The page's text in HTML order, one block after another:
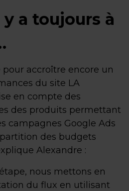
y a toujours à
accroître encore un
du site LA
en compte des
des produits permettant
campagnes Google Ads
des budgets
Alexandre :
nous mettons en
du flux en utilisant